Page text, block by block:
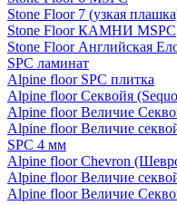
Stone Floor 7 (узкая
Stone Floor КАМНИ MSPC
Stone Floor Английская
SPC ламинат
Alpine floor SPC плитка
Alpine floor Секвойя
Alpine floor Величие
Alpine floor Величие
SPC 4 мм
Alpine floor Chevron
Alpine floor Величие
Alpine floor Величие